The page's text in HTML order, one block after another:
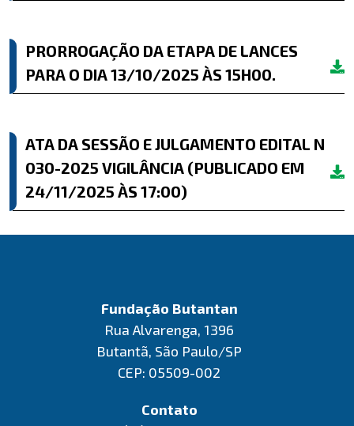
PRORROGAÇÃO DA ETAPA DE LANCES
PARA O DIA 13/10/2025 ÀS 15H00.
ATA DA SESSÃO E JULGAMENTO EDITAL N
030-2025 VIGILÂNCIA (PUBLICADO EM
24/11/2025 ÀS 17:00)
Fundação Butantan
Rua Alvarenga, 1396
Butantã, São Paulo/SP
CEP: 05509-002
Contato